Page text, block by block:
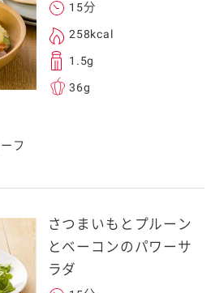
15分
258kcal
1.5g
36g
フ
さつまいもとプルーン
とベーコンのパワーサ
ラダ